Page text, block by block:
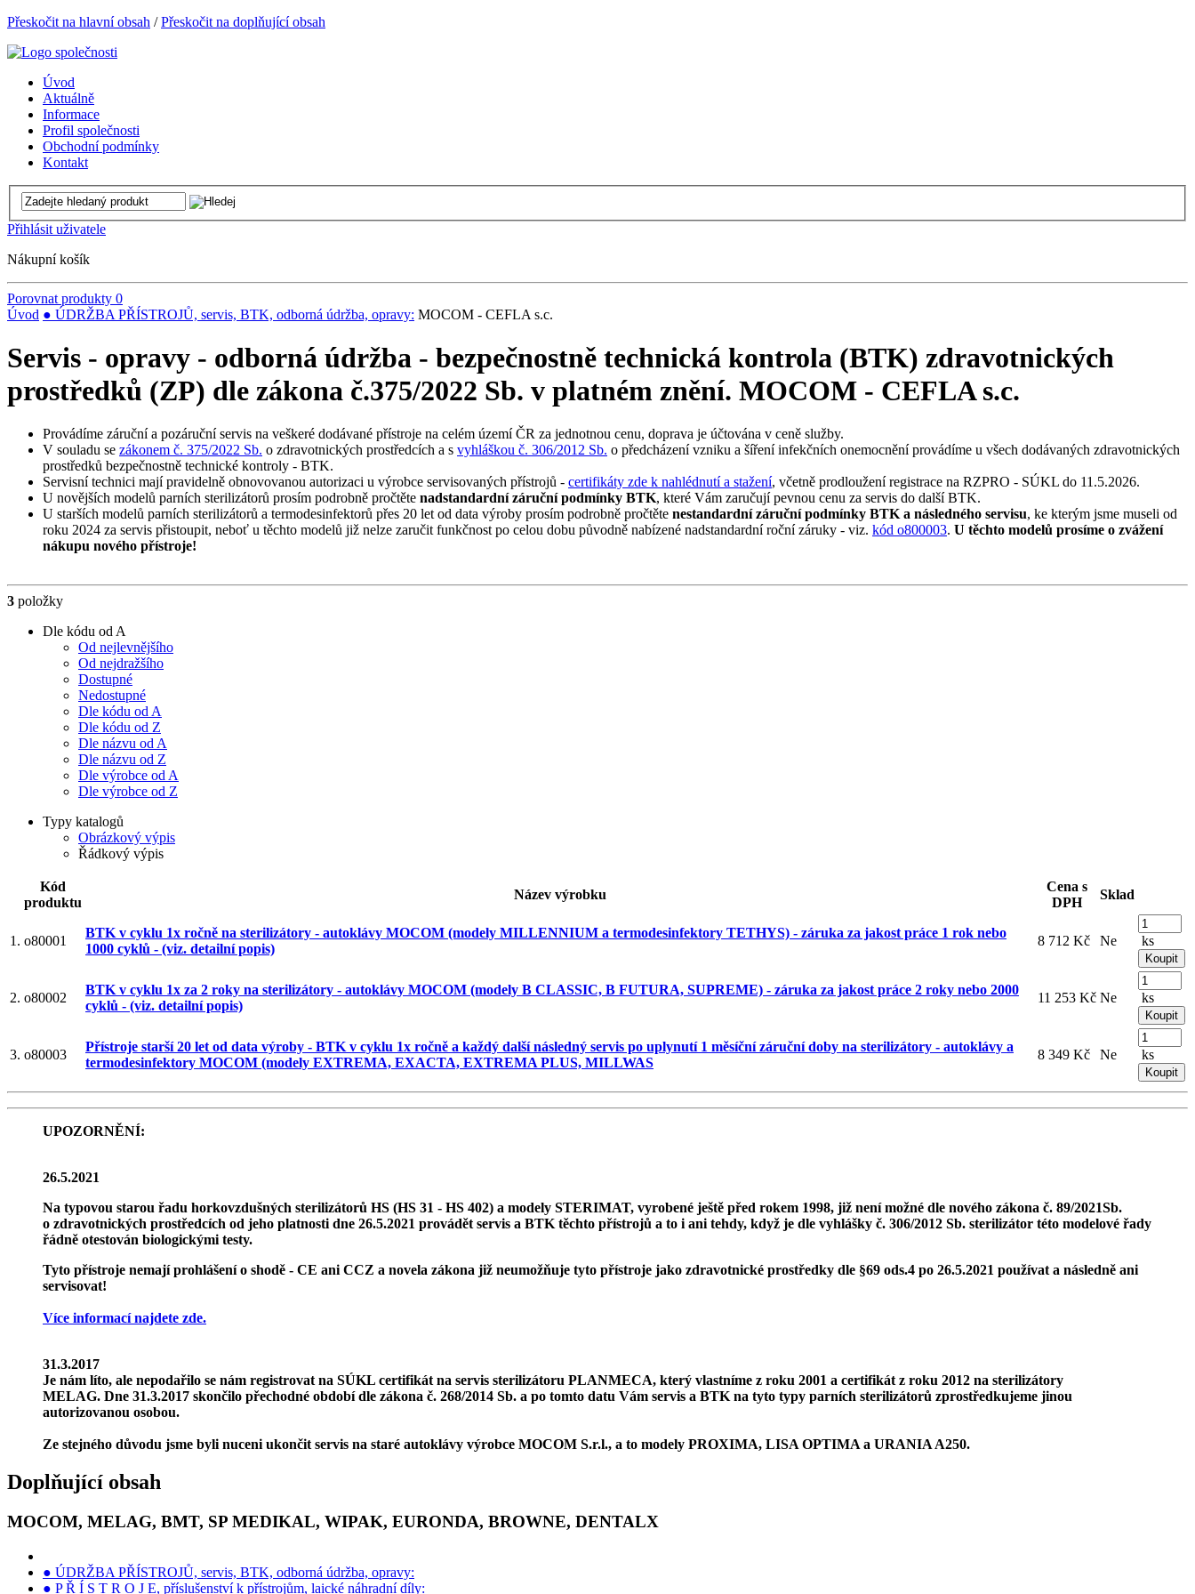
Přeskočit na hlavní obsah /Přeskočit na doplňující obsah
Úvod
Aktuálně
Informace
Profil společnosti
Obchodní podmínky
Kontakt
Přihlásit uživatele
Nákupní košík
Porovnat produkty 0
Úvod ● ÚDRŽBA PŘÍSTROJŮ, servis, BTK, odborná údržba, opravy: MOCOM - CEFLA s.c.
Servis - opravy - odborná údržba - bezpečnostně technická kontrola (BTK) zdravotnických
prostředků (ZP) dle zákona č.375/2022 Sb. v platném znění. MOCOM - CEFLA s.c.
Provádíme záruční a pozáruční servis na veškeré dodávané přístroje na celém území ČR za jednotnou cenu, doprava je účtována v ceně služby.
V souladu se zákonem č. 375/2022 Sb. o zdravotnických prostředcích a s vyhláškou č. 306/2012 Sb. o předcházení vzniku a šíření infekčních onemocnění provádíme u všech dodávaných zdravotnických
prostředků bezpečnostně technické kontroly - BTK.
Servisní technici mají pravidelně obnovovanou autorizaci u výrobce servisovaných přístrojů - certifikáty zde k nahlédnutí a stažení, včetně prodloužení registrace na RZPRO - SÚKL do 11.5.2026.
U novějších modelů parních sterilizátorů prosím podrobně pročtěte nadstandardní záruční podmínky BTK, které Vám zaručují pevnou cenu za servis do další BTK.
U starších modelů parních sterilizátorů a termodesinfektorů přes 20 let od data výroby prosím podrobně pročtěte nestandardní záruční podmínky BTK a následného servisu, ke kterým jsme museli od
roku 2024 za servis přistoupit, neboť u těchto modelů již nelze zaručit funkčnost po celou dobu původně nabízené nadstandardní roční záruky - viz. kód o800003. U těchto modelů prosíme o zvážení
nákupu nového přístroje!
3 položky
Dle kódu od A
Od nejlevnějšího
Od nejdražšího
Dostupné
Nedostupné
Dle kódu od A
Dle kódu od Z
Dle názvu od A
Dle názvu od Z
Dle výrobce od A
Dle výrobce od Z
Typy katalogů
Obrázkový výpis
Řádkový výpis
Kód
produktu
Název výrobku
Cena s
DPH
Sklad
1. o80001
BTK v cyklu 1x ročně na sterilizátory - autoklávy MOCOM (modely MILLENNIUM a termodesinfektory TETHYS) - záruka za jakost práce 1 rok nebo
1000 cyklů - (viz. detailní popis)
8 712 Kč Ne ks
2. o80002
BTK v cyklu 1x za 2 roky na sterilizátory - autoklávy MOCOM (modely B CLASSIC, B FUTURA, SUPREME) - záruka za jakost práce 2 roky nebo 2000
cyklů - (viz. detailní popis)
11 253 Kč Ne ks
3. o80003
Přístroje starší 20 let od data výroby - BTK v cyklu 1x ročně a každý další následný servis po uplynutí 1 měsíční záruční doby na sterilizátory - autoklávy a
termodesinfektory MOCOM (modely EXTREMA, EXACTA, EXTREMA PLUS, MILLWAS
8 349 Kč Ne ks
UPOZORNĚNÍ:
26.5.2021
Na typovou starou řadu horkovzdušných sterilizátorů HS (HS 31 - HS 402) a modely STERIMAT, vyrobené ještě před rokem 1998, již není možné dle nového zákona č. 89/2021Sb.
o zdravotnických prostředcích od jeho platnosti dne 26.5.2021 provádět servis a BTK těchto přístrojů a to i ani tehdy, když je dle vyhlášky č. 306/2012 Sb. sterilizátor této modelové řady
řádně otestován biologickými testy.
Tyto přístroje nemají prohlášení o shodě - CE ani CCZ a novela zákona již neumožňuje tyto přístroje jako zdravotnické prostředky dle §69 ods.4 po 26.5.2021 používat a následně ani
servisovat!
Více informací najdete zde.
31.3.2017
Je nám líto, ale nepodařilo se nám registrovat na SÚKL certifikát na servis sterilizátoru PLANMECA, který vlastníme z roku 2001 a certifikát z roku 2012 na sterilizátory
MELAG. Dne 31.3.2017 skončilo přechodné období dle zákona č. 268/2014 Sb. a po tomto datu Vám servis a BTK na tyto typy parních sterilizátorů zprostředkujeme jinou
autorizovanou osobou.
Ze stejného důvodu jsme byli nuceniukončit servis na staré autoklávy výrobce MOCOM S.r.l., a to modely PROXIMA, LISA OPTIMA a URANIA A250.
Doplňující obsah
MOCOM, MELAG, BMT, SP MEDIKAL, WIPAK, EURONDA, BROWNE, DENTALX
● ÚDRŽBA PŘÍSTROJŮ, servis, BTK, odborná údržba, opravy:
● P Ř Í S T R O J E, příslušenství k přístrojům, laické náhradní díly: